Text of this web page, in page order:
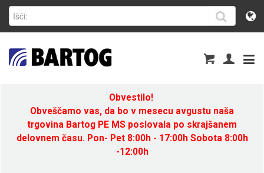
Obvestilo!
Obveščamo vas, da bo v mesecu avgustu naša
trgovina Bartog PE MS poslovala po skrajšanem
delovnem času. Pon- Pet 8:00h - 17:00h Sobota 8:00h
-12:00h